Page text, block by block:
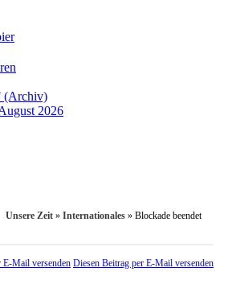
(Archiv)
2026
Unsere Zeit » Internationales » Blockade beendet
Diesen Beitrag per E-Mail versenden